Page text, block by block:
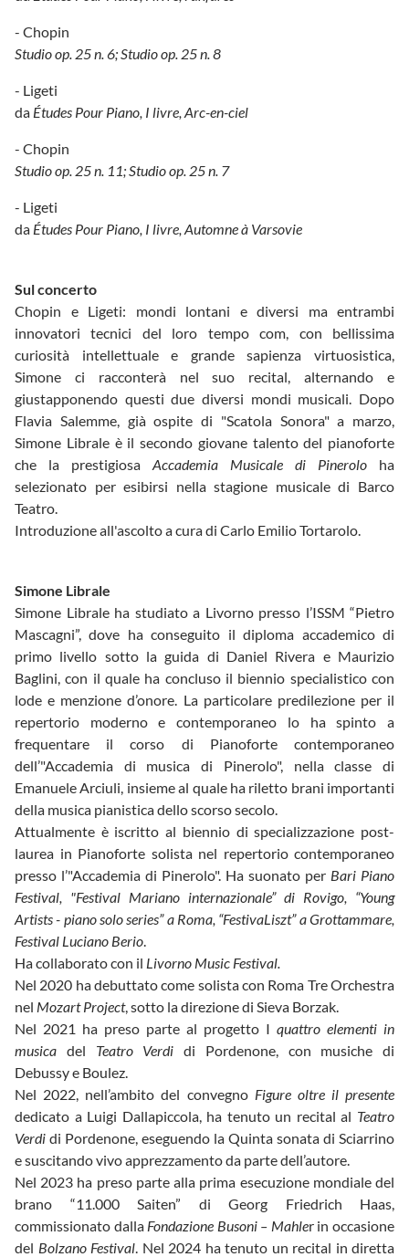
- Chopin
Studio op. 25 n. 6; Studio op. 25 n. 8
- Ligeti
da Études Pour Piano, I livre, Arc-en-ciel
- Chopin
Studio op. 25 n. 11; Studio op. 25 n. 7
- Ligeti
da Études Pour Piano, I livre, Automne à Varsovie
Sul concerto
Chopin e Ligeti: mondi lontani e diversi ma entrambi
innovatori tecnici del loro tempo com, con bellissima
curiosità intellettuale e grande sapienza virtuosistica,
Simone ci racconterà nel suo recital, alternando e
giustapponendo questi due diversi mondi musicali. Dopo
Flavia Salemme, già ospite di "Scatola Sonora" a marzo,
Simone Librale è il secondo giovane talento del pianoforte
che la prestigiosa Accademia Musicale di Pinerolo ha
selezionato per esibirsi nella stagione musicale di Barco
Teatro.
Introduzione all'ascolto a cura di Carlo Emilio Tortarolo.
Simone Librale
Simone Librale ha studiato a Livorno presso l’ISSM “Pietro
Mascagni”, dove ha conseguito il diploma accademico di
primo livello sotto la guida di Daniel Rivera e Maurizio
Baglini, con il quale ha concluso il biennio specialistico con
lode e menzione d’onore. La particolare predilezione per il
repertorio moderno e contemporaneo lo ha spinto a
frequentare il corso di Pianoforte contemporaneo
dell’"Accademia di musica di Pinerolo", nella classe di
Emanuele Arciuli, insieme al quale ha riletto brani importanti
della musica pianistica dello scorso secolo.
Attualmente è iscritto al biennio di specializzazione post-
laurea in Pianoforte solista nel repertorio contemporaneo
presso l’"Accademia di Pinerolo". Ha suonato per Bari Piano
Festival, "Festival Mariano internazionale” di Rovigo, “Young
Artists - piano solo series” a Roma, “FestivaLiszt” a Grottammare,
Festival Luciano Berio
Ha collaborato con il Livorno Music Festival.
Nel 2020 ha debuttato come solista con Roma Tre Orchestra
nel Mozart Project, sotto la direzione di Sieva Borzak.
Nel 2021 ha preso parte al progetto I quattro elementi in
musica del Teatro Verdi di Pordenone, con musiche di
Debussy e Boulez.
Nel 2022, nell’ambito del convegno Figure oltre il presente
dedicato a Luigi Dallapiccola, ha tenuto un recital al Teatro
Verdi di Pordenone, eseguendo la Quinta sonata di Sciarrino
e suscitando vivo apprezzamento da parte dell’autore.
Nel 2023 ha preso parte alla prima esecuzione mondiale del
brano “11.000 Saiten” di Georg Friedrich Haas,
commissionato dalla Fondazione Busoni – Mahler in occasione
del Bolzano Festival . Nel 2024 ha tenuto un recital in diretta